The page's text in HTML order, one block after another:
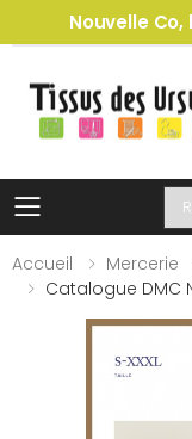
Nouvelle
Toggle
Accueil
Mercerie
Catalogue DMC